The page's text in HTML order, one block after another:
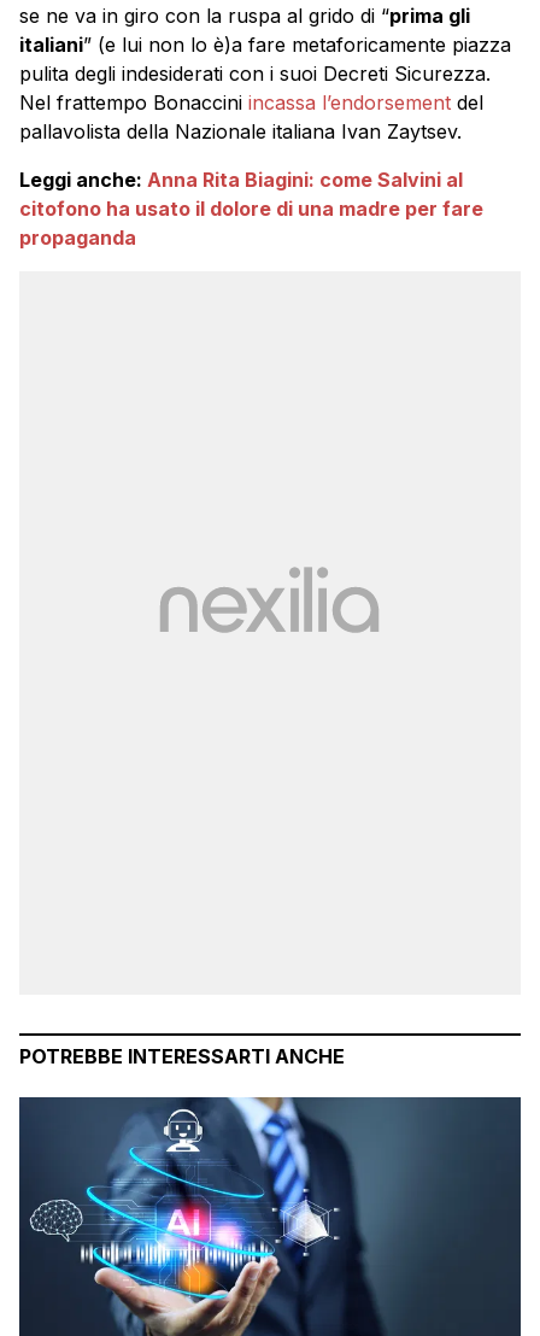
se ne va in giro con la ruspa al grido di “prima gli
italiani” (e lui non lo è)a fare metaforicamente piazza
pulita degli indesiderati con i suoi Decreti Sicurezza.
Nel frattempo Bonaccini incassa l’endorsement del
pallavolista della Nazionale italiana Ivan Zaytsev.
Leggi anche: Anna Rita Biagini: come Salvini al
citofono ha usato il dolore di una madre per fare
propaganda
POTREBBE INTERESSARTI ANCHE